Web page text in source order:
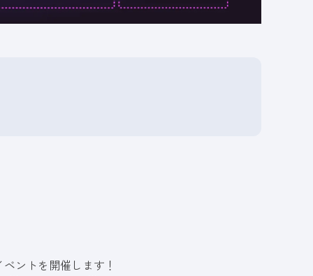
ントを開催します！